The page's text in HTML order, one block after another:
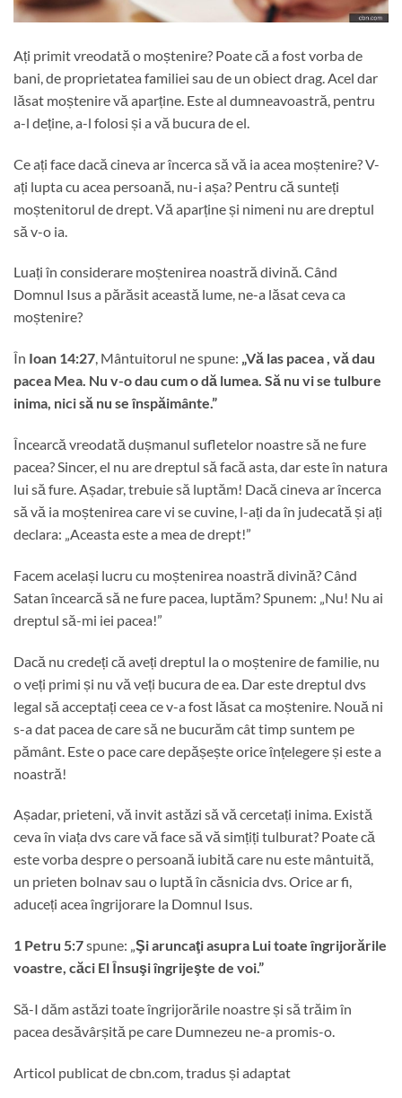
Ați primit vreodată o moștenire? Poate că a fost vorba de
bani, de proprietatea familiei sau de un obiect drag. Acel dar
lăsat moștenire vă aparține. Este al dumneavoastră, pentru
a-l deține, a-l folosi și a vă bucura de el.
Ce ați face dacă cineva ar încerca să vă ia acea moștenire? V-
ați lupta cu acea persoană, nu-i așa? Pentru că sunteți
moștenitorul de drept. Vă aparține și nimeni nu are dreptul
să v-o ia.
Luați în considerare moștenirea noastră divină. Când
Domnul Isus a părăsit această lume, ne-a lăsat ceva ca
moștenire?
În Ioan 14:27, Mântuitorul ne spune: „Vă las pacea , vă dau
pacea Mea. Nu v-o dau cum o dă lumea. Să nu vi se tulbure
inima, nici să nu se înspăimânte.”
Încearcă vreodată dușmanul sufletelor noastre să ne fure
pacea? Sincer, el nu are dreptul să facă asta, dar este în natura
lui să fure. Așadar, trebuie să luptăm! Dacă cineva ar încerca
să vă ia moștenirea care vi se cuvine, l-ați da în judecată și ați
declara: „Aceasta este a mea de drept!”
Facem același lucru cu moștenirea noastră divină? Când
Satan încearcă să ne fure pacea, luptăm? Spunem: „Nu! Nu ai
dreptul să-mi iei pacea!”
Dacă nu credeți că aveți dreptul la o moștenire de familie, nu
o veți primi și nu vă veți bucura de ea. Dar este dreptul dvs
legal să acceptați ceea ce v-a fost lăsat ca moștenire. Nouă ni
s-a dat pacea de care să ne bucurăm cât timp suntem pe
pământ. Este o pace care depășește orice înțelegere și este a
noastră!
Așadar, prieteni, vă invit astăzi să vă cercetați inima. Există
ceva în viața dvs care vă face să vă simțiți tulburat? Poate că
este vorba despre o persoană iubită care nu este mântuită,
un prieten bolnav sau o luptă în căsnicia dvs. Orice ar fi,
aduceți acea îngrijorare la Domnul Isus.
1 Petru 5:7spune: „Şi aruncaţi asupra Lui toate îngrijorările
voastre, căci El Însuşi îngrijeşte de voi.”
Să-I dăm astăzi toate îngrijorările noastre și să trăim în
pacea desăvârșită pe care Dumnezeu ne-a promis-o.
Articol publicat de cbn.com, tradus și adaptat